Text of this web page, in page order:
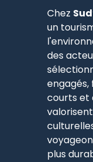
Chez
un
des
engagés,
courts et
plus